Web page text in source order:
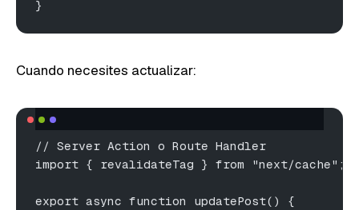
}
Cuando necesites actualizar:
// Server Action o Route Handler
import { revalidateTag } from "next/cache";
export async function updatePost() {